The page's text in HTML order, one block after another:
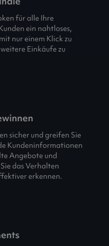
für alle Ihre
ein nahtloses,
nur einem Klick zu
Einkäufe zu
sicher und greifen Sie
Kundeninformationen
Angebote und
das Verhalten
erkennen.